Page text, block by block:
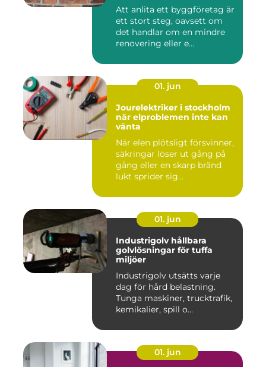
Att anlita ett byggföretag är
ett stort steg, oavsett om
det handlar om en mindre
renovering eller e...
01. jun
Jourelektriker i stockholm
när elproblemen inte kan
vänta
När elen plötsligt försvinner,
säkringar löser ut gång på
gång eller en skarp bränd
lukt sprider sig...
01. jun
Industrigolv hållbara
golvlösningar för tuffa
miljöer
Industrigolv utsätts varje
dag för hård belastning.
Tunga maskiner, trucktrafik,
kemikalier, spill o...
01. jun